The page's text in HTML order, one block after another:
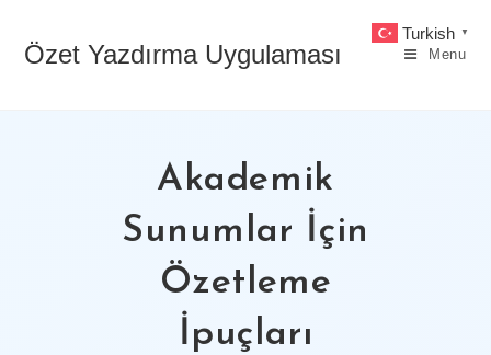
contentÖzet Yazdırma Uygulaması Menu
Akademik
Sunumlar İçin
Özetleme
İpuçları
Turkish ▼